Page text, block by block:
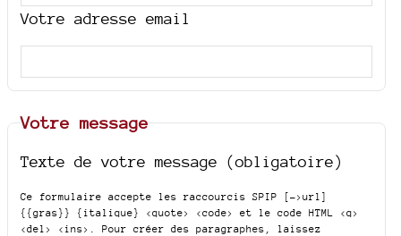
Votre adresse email
Votre message
Texte de votre message (obligatoire)
Ce formulaire accepte les raccourcis SPIP
[->url]
{{gras}} {italique} <quote> <code>
et le code HTML <q>
<del> <ins>
. Pour créer des paragraphes, laissez